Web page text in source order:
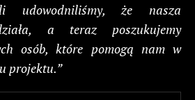
udowodniliśmy, że nasza
a teraz poszukujemy
osób, które pomogą nam w
projektu.”